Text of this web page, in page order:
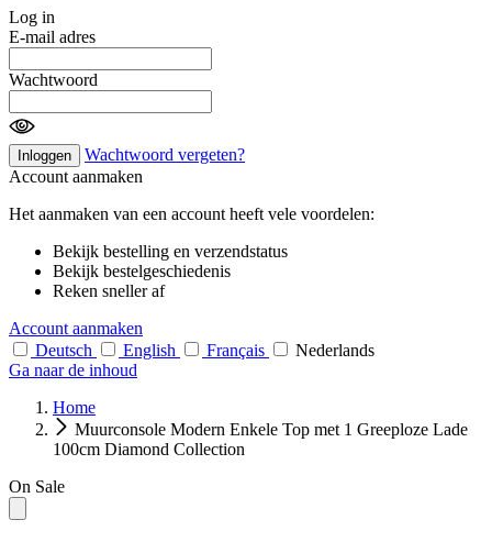
Log in
E-mail adres
Wachtwoord
Inloggen
Wachtwoord vergeten?
Account aanmaken
Het aanmaken van een account heeft vele voordelen:
Bekijk bestelling en verzendstatus
Bekijk bestelgeschiedenis
Reken sneller af
Account aanmaken
Deutsch
English Français
Nederlands
Ga naar de inhoud
Home
Muurconsole Modern Enkele Top met 1 Greeploze Lade
100cm Diamond Collection
On Sale